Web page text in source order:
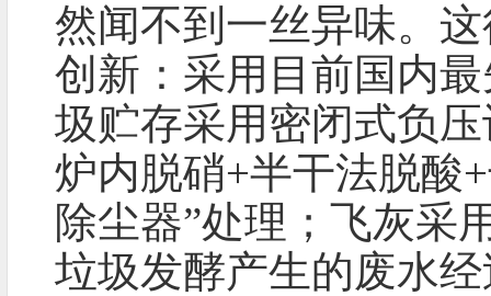
然闻不到一丝异味。
创新：采用目前国内
圾贮存采用密闭式负
炉内脱硝+半干法脱酸
除尘器”处理；飞灰采
垃圾发酵产生的废水